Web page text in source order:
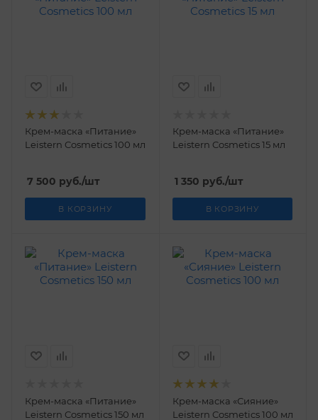
Крем-маска «Питание»
Leistern Cosmetics 100 мл
7 500 руб./шт
В КОРЗИНУ
Крем-маска «Питание»
Leistern Cosmetics 15 мл
1 350 руб./шт
В КОРЗИНУ
Крем-маска «Питание»
Leistern Cosmetics 150 мл
Крем-маска «Сияние»
Leistern Cosmetics 100 мл